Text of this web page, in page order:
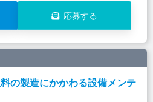
応募する
の製造にかかわる設備メンテ